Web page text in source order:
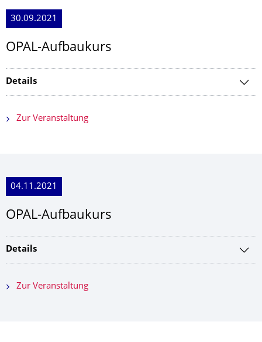
30.09.2021
OPAL-Aufbaukurs
Details
Zur Veranstaltung
04.11.2021
OPAL-Aufbaukurs
Details
Zur Veranstaltung